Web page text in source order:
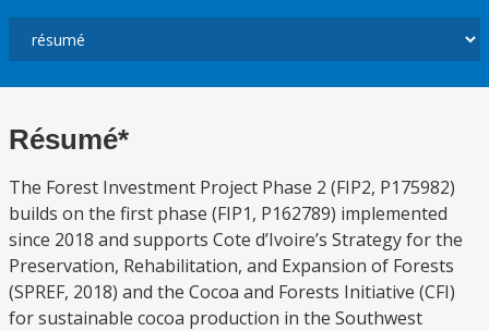
Résumé*
The Forest Investment Project Phase 2 (FIP2, P175982)
builds on the first phase (FIP1, P162789) implemented
since 2018 and supports Cote d’Ivoire’s Strategy for the
Preservation, Rehabilitation, and Expansion of Forests
(SPREF, 2018) and the Cocoa and Forests Initiative (CFI)
for sustainable cocoa production in the Southwest